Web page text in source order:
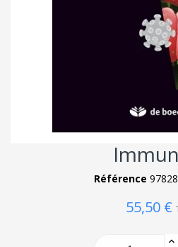
Référence
55,50 €